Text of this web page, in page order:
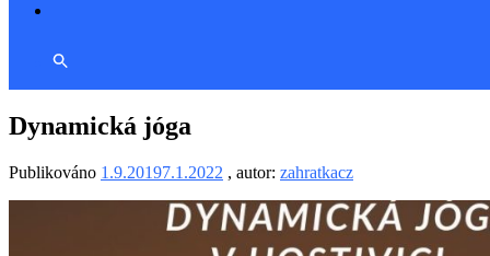
Dynamická jóga
Publikováno 1.9.20197.1.2022 , autor: zahratkacz